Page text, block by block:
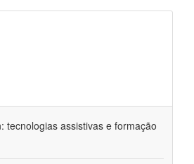
tecnologias assistivas e formação